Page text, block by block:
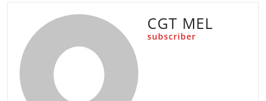
CGT MEL
subscriber